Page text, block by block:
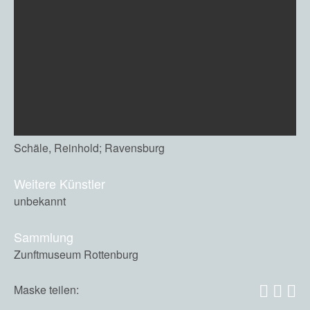
Schäle, Reinhold; Ravensburg
Weitere Künstler
unbekannt
Sammlung
Zunftmuseum Rottenburg
Maske teilen: